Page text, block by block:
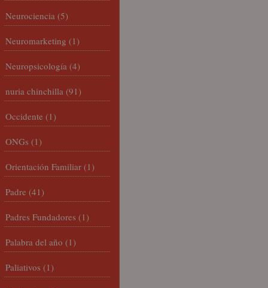
Neurociencia (5)
Neuromarketing (1)
Neuropsicología (4)
nuria chinchilla (91)
Occidente (1)
ONGs (1)
Orientación Familiar (1)
Padre (41)
Padres Fundadores (1)
Palabra del año (1)
Paliativos (1)